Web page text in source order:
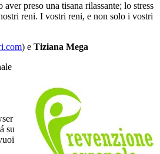
preso una tisana rilassante; lo stress
reni. I vostri reni, e non solo i vostri
) e Tiziana Mega
su